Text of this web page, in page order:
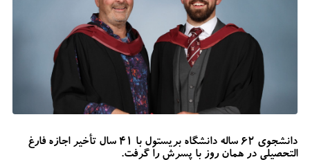
دانشجوی 62 ساله دانشگاه بریستول با 41 سال تأخیر اجازه فارغ
التحصیلی در همان روز با پسرش را گرفت.